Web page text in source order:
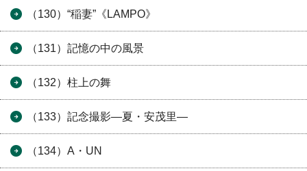
（130）“稲妻”《LAMPO》
（131）記憶の中の風景
（132）柱上の舞
（133）記念撮影―夏・安茂里―
（134）A・UN